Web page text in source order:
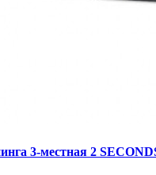
3-местная 2